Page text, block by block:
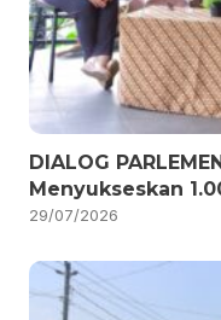
DIALOG
Menyukseskan
29/07/2026